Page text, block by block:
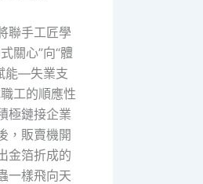
聯手工匠學
關心”向“體
能—失業支
工的順應性
極鏈接企業
，販賣機開
金箔折成的
一樣飛向天